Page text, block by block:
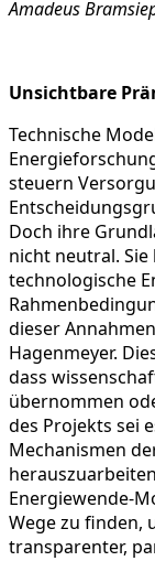
Amadeus
Unsichtbare
Technische
steuern
Doch ihre
nicht neutral.
technologische
dieser
Hagenmeyer.
dass
übernommen
des Projekts sei
Mechanismen
Energiewende-
Wege zu finden,
transparenter,